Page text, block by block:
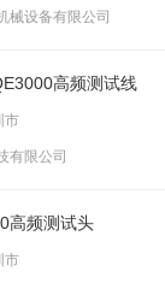
械设备有限公司
高频测试线
市
有限公司
高频测试头
市